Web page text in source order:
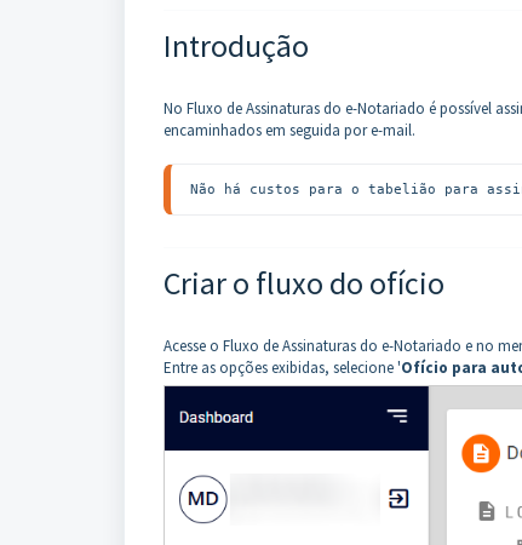
Introdução
No Fluxo de Assinaturas do e-Notariado é possível
encaminhados em seguida por e-mail.
Não há custos para o tabelião para
Criar o fluxo do ofício
Acesse o Fluxo de Assinaturas do e-Notariado e no
Entre as opções exibidas, selecione 'Ofício para